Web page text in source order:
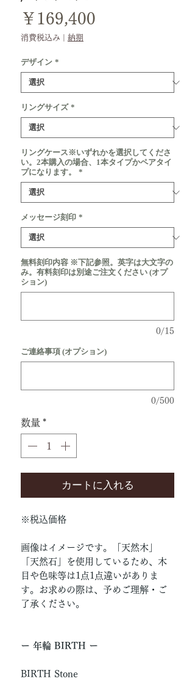
￥169,400
消費税込み 納期
デザイン *
リングサイズ *
リングケース※いずれかを選択してくださ
い。2本購入の場合、1本タイプかペアタイ
プになります。
*
メッセージ刻印 *
無料刻印内容 ※下記参照。英字は大文字の
み。有料刻印は別途ご注文ください (オプ
ション)
0/15
ご連絡事項 (オプション)
0/500
数量 *
カートに入れる
※税込価格
画像はイメージです。「天然木」
「天然石」を使用しているため、木
目や色味等は1点1点違いがありま
す。お求めの際は、予めご理解・ご
了承ください。
ー 年輪 BIRTH ー
BIRTH Stone